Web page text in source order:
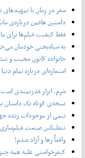
سفر در زمان با تمهیدهای
داستین هافمن درباره‌ی
فقط کیفیت فیلم‌ها برای
به سیاه‌بختی خودمان
خانواده کانون محبت و
استعاره‌ای درباره تمام
شرم، ابزار قدرتمندی است
نسخه‌ی کوتاه یک داستان
نیمی از موجودات زنده
نتفلیکس صنعت فیلم‌سازی
واقعاً رها و آزاد شدم!
کیفرخواستی علیه همه چیز